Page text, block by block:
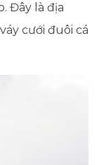
Đây là địa
cưới đuôi cá